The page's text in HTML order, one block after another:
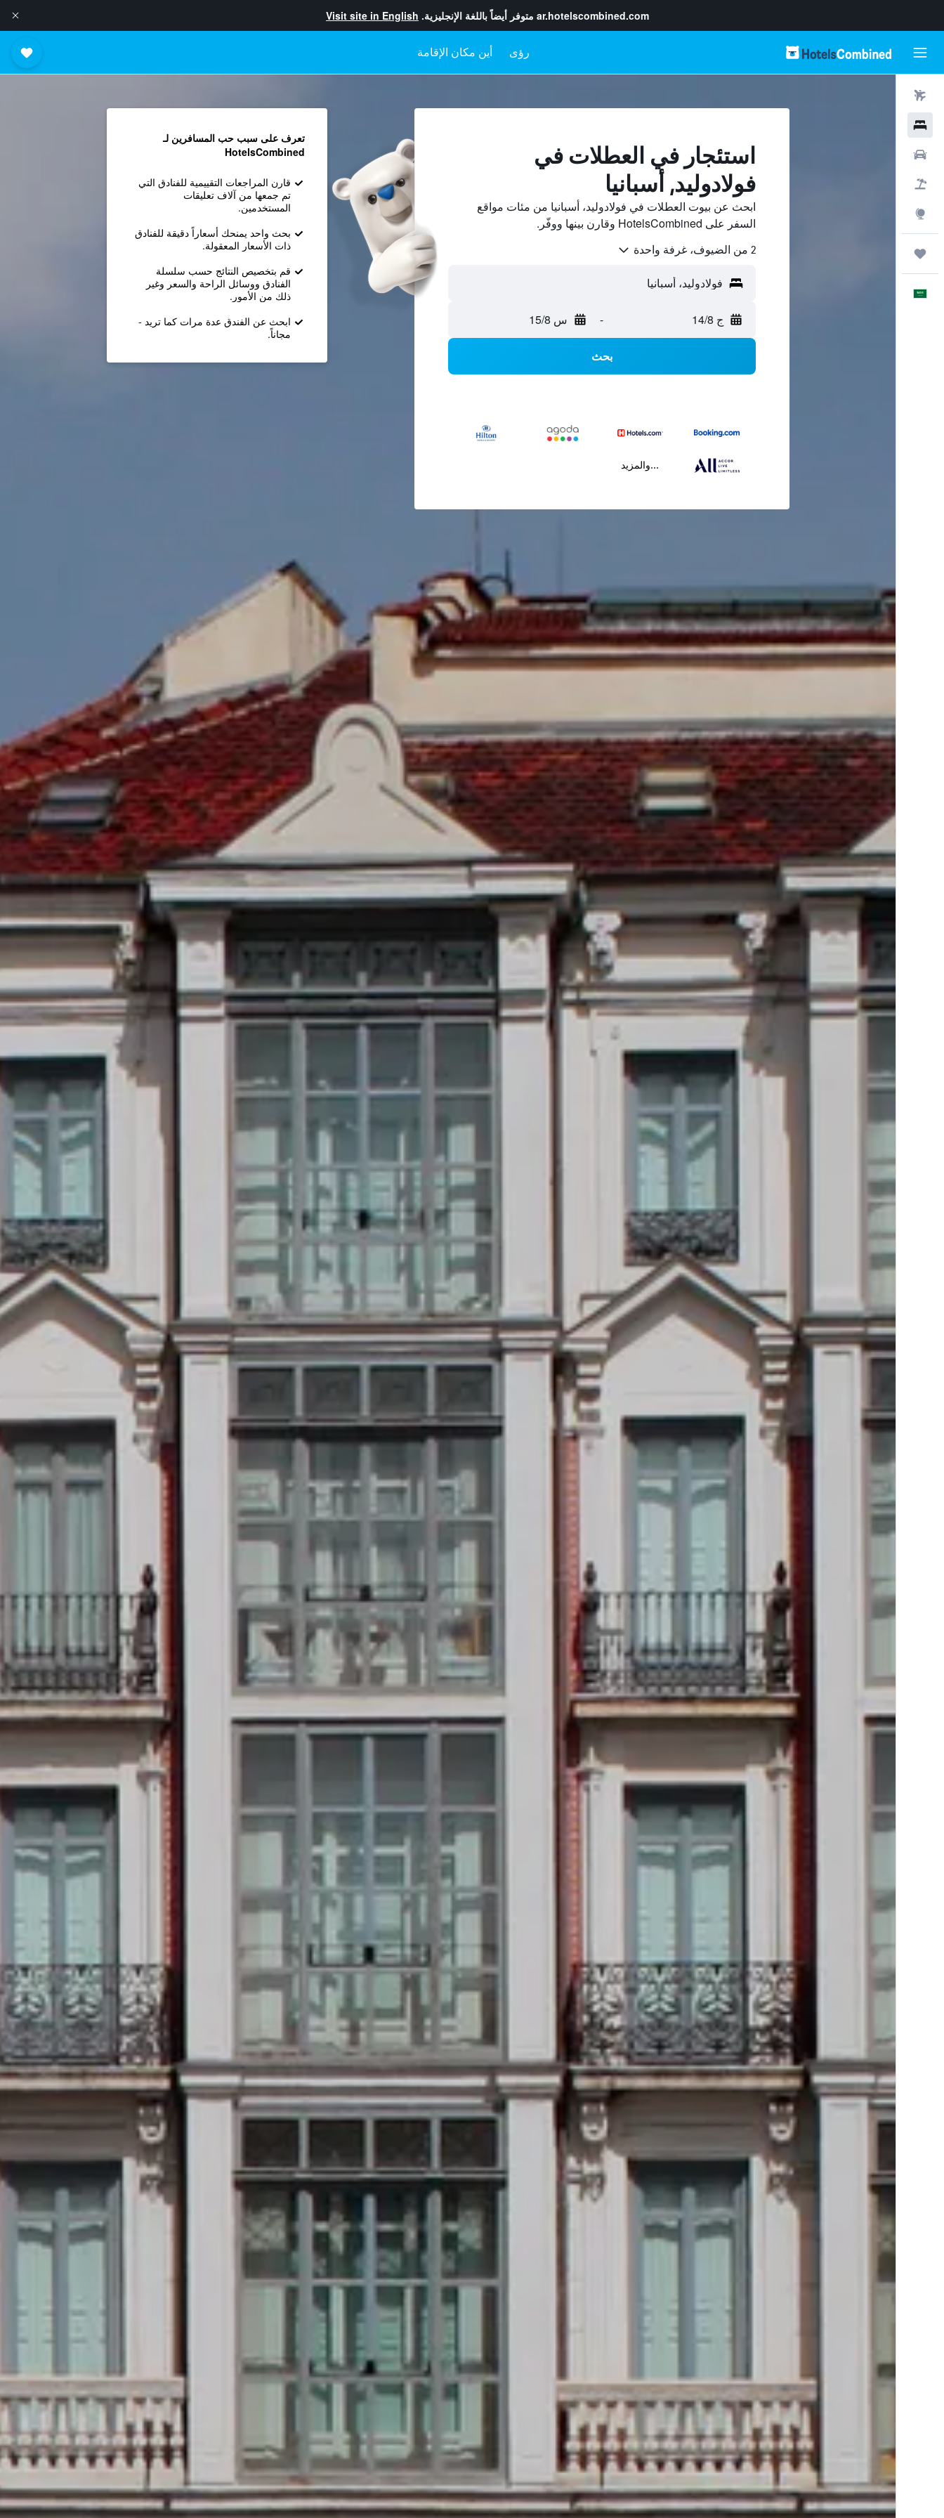
ar.hotelscombined.com متوفر أيضاً باللغة الإنجليزية. Visit site in English
رؤى أين مكان الإقامة
استئجار في العطلات في
فولادوليد, أسبانيا
ابحث عن بيوت العطلات في فولادوليد، أسبانيا من مئات مواقع
السفر على HotelsCombined وقارن بينها ووفّر.
2 من الضيوف، غرفة واحدة
ج 14/8 - س 15/8
بحث
...والمزيد
تعرف على سبب حب المسافرين لـ
HotelsCombined
قارن المراجعات التقييمية للفنادق التي
تم جمعها من آلاف تعليقات
المستخدمين.
بحث واحد يمنحك أسعاراً دقيقة للفنادق
ذات الأسعار المعقولة.
قم بتخصيص النتائج حسب سلسلة
الفنادق ووسائل الراحة والسعر وغير
ذلك من الأمور.
ابحث عن الفندق عدة مرات كما تريد -
مجاناً.